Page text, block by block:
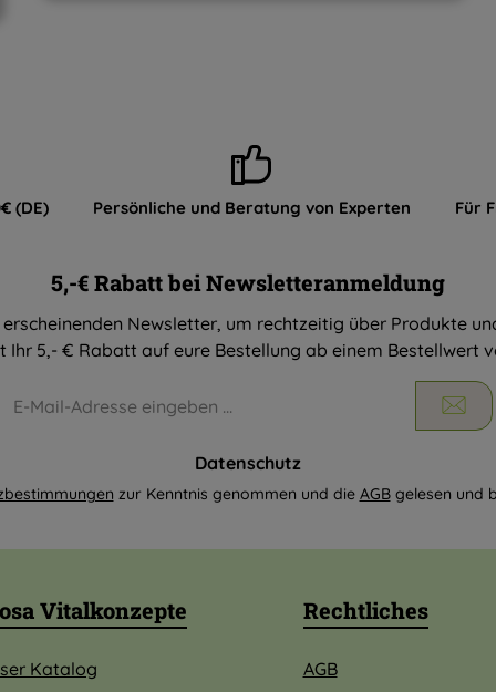
(DE) Persönliche und Beratung von Experten Für
5,-€ Rabatt bei Newsletteranmeldung
Newsletter, um rechtzeitig über Produkte
Ihr 5,- € Rabatt auf eure Bestellung ab einem Bestellwert
Mail-
Datenschutz
zur Kenntnis genommen und die AGBgelesen und
Vitalkonzepte
Katalog
Rechtliches
AGB